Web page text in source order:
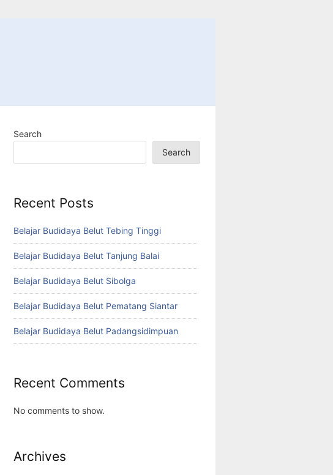
Search
Search
Recent Posts
Belajar Budidaya Belut Tebing Tinggi
Belajar Budidaya Belut Tanjung Balai
Belajar Budidaya Belut Sibolga
Belajar Budidaya Belut Pematang Siantar
Belajar Budidaya Belut Padangsidimpuan
Recent Comments
No comments to show.
Archives